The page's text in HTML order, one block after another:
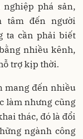
phá sản,
tâm đến người
ta cần phải biết
nhiều kênh,
trợ kịp thời.
mang đến nhiều
làm nhưng cũng
thác, đó là đổi
ngành công